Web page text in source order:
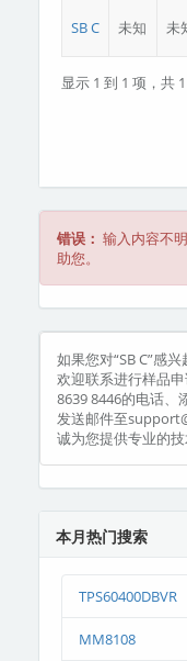
SB C 未知 未
显示 1 到 1 项，共
错误： 输入内容不
助您。
如果您对“SB C”感
欢迎联系进行样品
8639 8446的电话、
发送邮件至
诚为您提供专业的技
本月热门搜索
TPS60400DBVR
MM8108